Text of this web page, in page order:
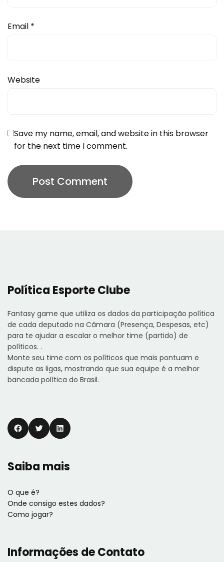
Email *
Website
Save my name, email, and website in this browser
for the next time I comment.
Política Esporte Clube
Fantasy game que utiliza os dados da participação política
de cada deputado na Câmara (Presença, Despesas, etc)
para te ajudar a escalar o melhor time (partido) de
políticos. .
Monte seu time com os políticos que mais pontuam e
dispute as ligas, mostrando que sua equipe é a melhor
bancada política do Brasil.
Facebook Twitter LinkedIn
Saiba mais
O que é?
Onde consigo estes dados?
Como jogar?
Informações de Contato